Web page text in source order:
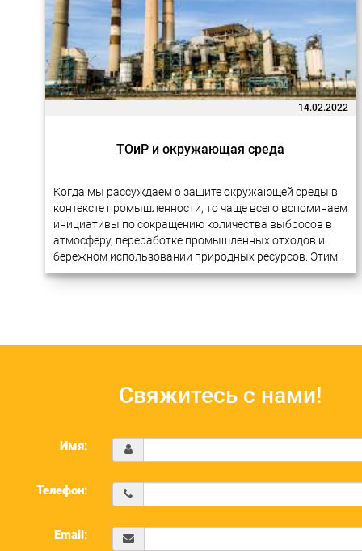
14.02.2022
ТОиР и окружающая среда
Когда мы рассуждаем о защите окружающей среды в
контексте промышленности, то чаще всего вспоминаем
инициативы по сокращению количества выбросов в
атмосферу, переработке промышленных отходов и
бережном использовании природных ресурсов. Этим
вопросам действительно уделяется много внимания
Свяжитесь с нами!
Имя:
Телефон:
Email: